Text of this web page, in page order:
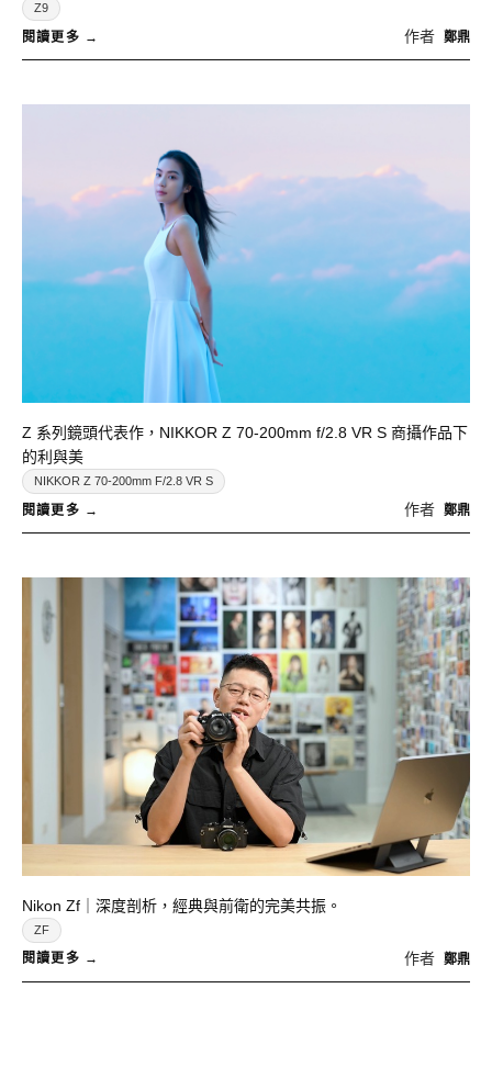
Z9
作者 鄭鼎
Z 系列鏡頭代表作，NIKKOR Z 70-200mm f/2.8 VR S 商攝作品下
的利與美
NIKKOR Z 70-200mm F/2.8 VR S
作者 鄭鼎
Nikon Zf｜深度剖析，經典與前衛的完美共振。
ZF
作者 鄭鼎